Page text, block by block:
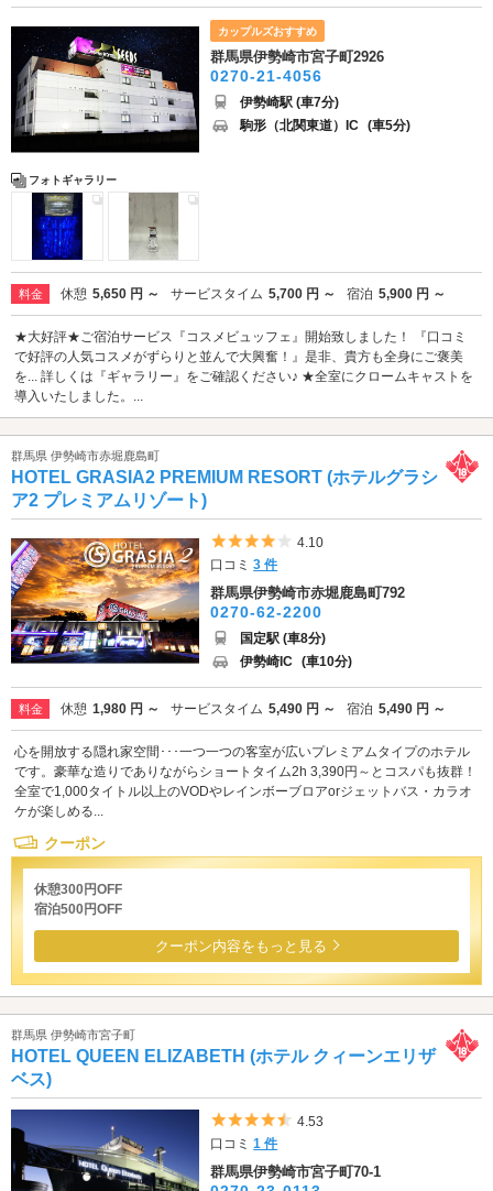
フォトギャラリー
カップルズおすすめ
群馬県伊勢崎市宮子町2926
0270-21-4056
伊勢崎駅 (車7分)
駒形（北関東道）IC (車5分)
料金 休憩 5,650 円 ～ サービスタイム 5,700 円 ～ 宿泊 5,900 円 ～
★大好評★ご宿泊サービス『コスメビュッフェ』開始致しました！ 『口コミ
で好評の人気コスメがずらりと並んで大興奮！』是非、貴方も全身にご褒美
を... 詳しくは『ギャラリー』をご確認ください♪ ★全室にクロームキャストを
導入いたしました。...
群馬県 伊勢崎市赤堀鹿島町
HOTEL GRASIA2 PREMIUM RESORT (ホテルグラシ
ア2 プレミアムリゾート)
5つ星のうち4
4.10
口コミ3 件
群馬県伊勢崎市赤堀鹿島町792
0270-62-2200
国定駅 (車8分)
伊勢崎IC (車10分)
料金 休憩 1,980 円 ～ サービスタイム 5,490 円 ～ 宿泊 5,490 円 ～
心を開放する隠れ家空間･･･一つ一つの客室が広いプレミアムタイプのホテル
です。豪華な造りでありながらショートタイム2h 3,390円～とコスパも抜群！
全室で1,000タイトル以上のVODやレインボーブロアorジェットバス・カラオ
ケが楽しめる...
クーポン
休憩300円OFF
宿泊500円OFF
クーポン内容をもっと見る
群馬県 伊勢崎市宮子町
HOTEL QUEEN ELIZABETH (ホテル クィーンエリザ
ベス)
5つ星のうち4.5
4.53
口コミ1 件
群馬県伊勢崎市宮子町70-1